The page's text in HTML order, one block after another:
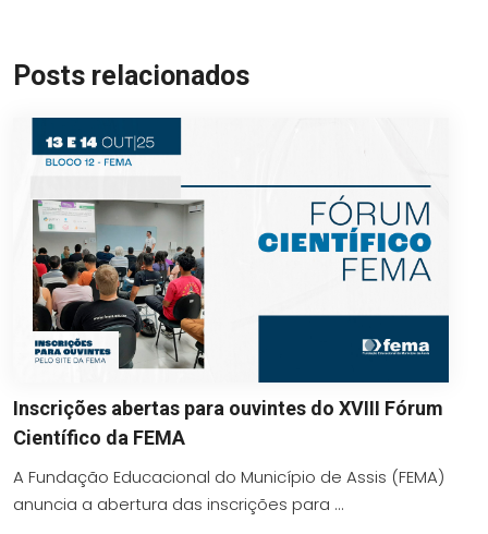
Posts relacionados
Inscrições abertas para ouvintes do XVIII Fórum
Científico da FEMA
A Fundação Educacional do Município de Assis (FEMA)
anuncia a abertura das inscrições para ...